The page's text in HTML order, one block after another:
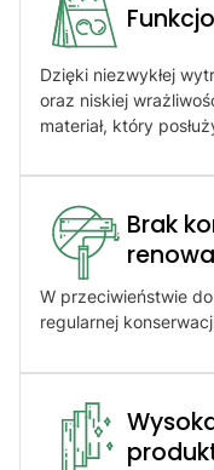
Dzięki niezwykłej
oraz niskiej
materiał, który
Brak
W przeciwieństwie
regularnej